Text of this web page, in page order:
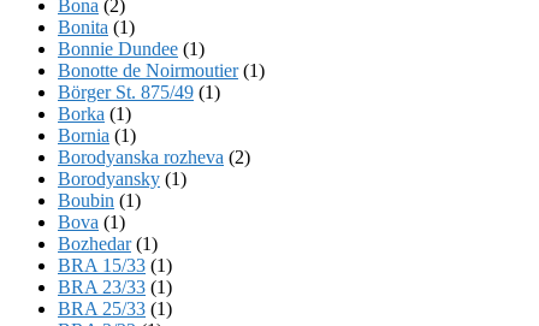
Bona (2)
Bonita (1)
Bonnie Dundee (1)
Bonotte de Noirmoutier(1)
Börger St. 875/49 (1)
Borka (1)
Bornia (1)
Borodyanska rozheva (2)
Borodyansky (1)
Boubin (1)
Bova (1)
Bozhedar(1)
BRA 15/33 (1)
BRA 23/33 (1)
BRA 25/33 (1)